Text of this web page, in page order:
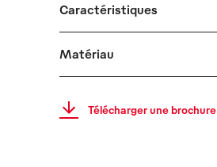
Caractéristiques
Matériau
Télécharger une brochure